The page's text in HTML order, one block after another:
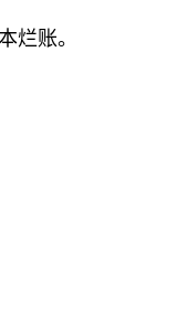
烂账。